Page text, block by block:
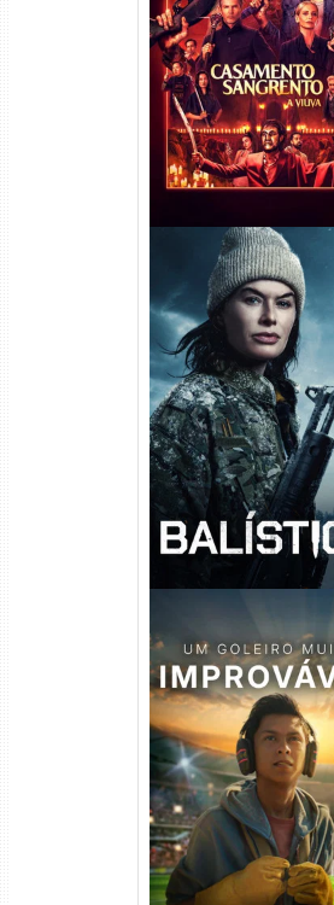
Casamento
Viúva Torrent (2026)
720p/1080p/4K Dual
Balística Torrent
DL 1080p Dual
Um Goleiro Muito
Torrent (2026) WEB-
Dual Áudio